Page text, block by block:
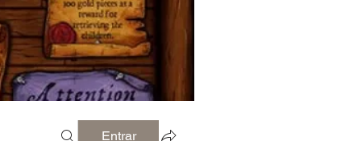
Entrar